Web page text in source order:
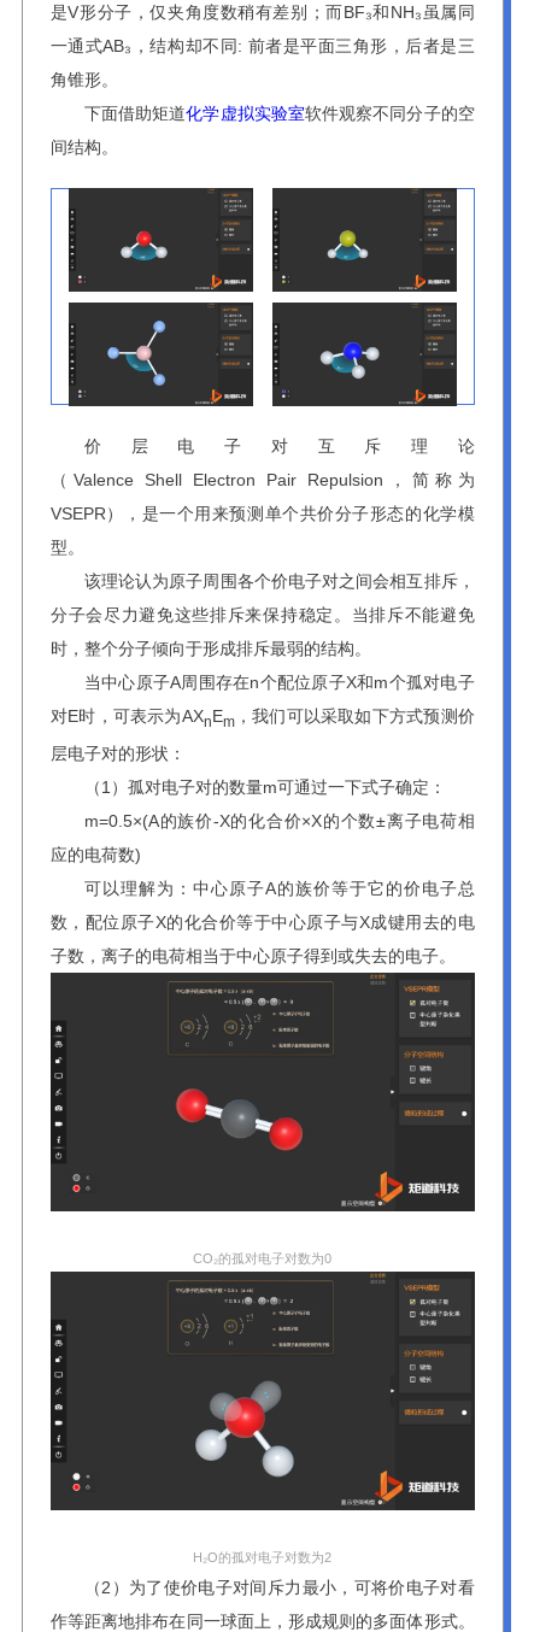
是V形分子，仅夹角度数稍有差别；而BF₃和NH₃虽属同
一通式AB₃，结构却不同: 前者是平面三角形，后者是三
角锥形。
下面借助矩道化学虚拟实验室软件观察不同分子的空
间结构。
价层电子对互斥理论
（ Valence Shell Electron Pair Repulsion，简称为
VSEPR），是一个用来预测单个共价分子形态的化学模
型。
该理论认为原子周围各个价电子对之间会相互排斥，
分子会尽力避免这些排斥来保持稳定。当排斥不能避免
时，整个分子倾向于形成排斥最弱的结构。
当中心原子A周围存在n个配位原子X和m个孤对电子
对E时，可表示为AXnEm ，我们可以采取如下方式预测价
层电子对的形状：
（1）孤对电子对的数量m可通过一下式子确定：
m=0.5×(A的族价-X的化合价×X的个数±离子电荷相
应的电荷数)
可以理解为：中心原子A的族价等于它的价电子总
数，配位原子X的化合价等于中心原子与X成键用去的电
子数，离子的电荷相当于中心原子得到或失去的电子。
CO₂的孤对电子对数为0
H₂O的孤对电子对数为2
（2）为了使价电子对间斥力最小，可将价电子对看
作等距离地排布在同一球面上，形成规则的多面体形式。